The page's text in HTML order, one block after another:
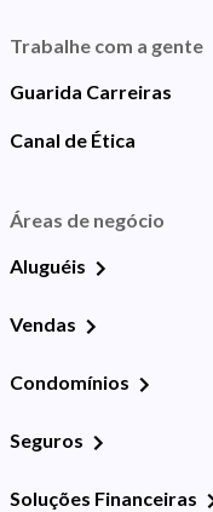
Trabalhe com a gente
Guarida Carreiras
Canal de Ética
Áreas de negócio
Aluguéis
Vendas
Condomínios
Seguros
Soluções Financeiras